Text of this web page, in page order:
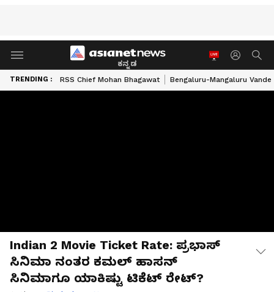
ಕನ್ನಡ
TRENDING : RSS Chief Mohan Bhagawat Bengaluru-Mangaluru
Indian 2 Movie Ticket Rate: ಪ್ರಭಾಸ್
ಸಿನಿಮಾ ನಂತರ ಕಮಲ್ ಹಾಸನ್
ಸಿನಿಮಾಗೂ ಯಾಕಿಷ್ಟು ಟಿಕೆಟ್ ರೇಟ್?